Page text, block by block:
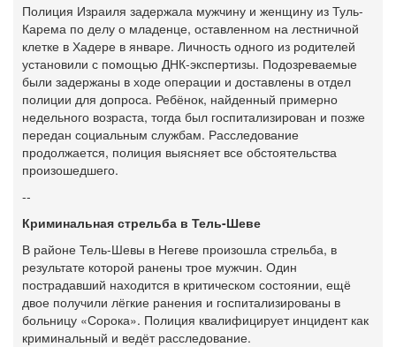
Полиция Израиля задержала мужчину и женщину из Туль-
Карема по делу о младенце, оставленном на лестничной
клетке в Хадере в январе. Личность одного из родителей
установили с помощью ДНК-экспертизы. Подозреваемые
были задержаны в ходе операции и доставлены в отдел
полиции для допроса. Ребёнок, найденный примерно
недельного возраста, тогда был госпитализирован и позже
передан социальным службам. Расследование
продолжается, полиция выясняет все обстоятельства
произошедшего.
--
Криминальная стрельба в Тель-Шеве
В районе Тель-Шевы в Негеве произошла стрельба, в
результате которой ранены трое мужчин. Один
пострадавший находится в критическом состоянии, ещё
двое получили лёгкие ранения и госпитализированы в
больницу «Сорока». Полиция квалифицирует инцидент как
криминальный и ведёт расследование.